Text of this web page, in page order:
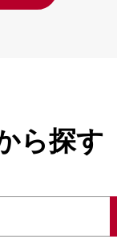
ら探す